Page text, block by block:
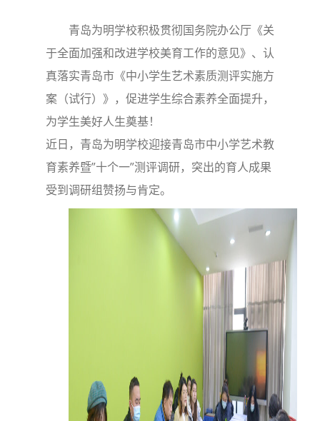
青岛为明学校积极贯彻国务院办公厅《关
于全面加强和改进学校美育工作的意见》、认
真落实青岛市《中小学生艺术素质测评实施方
案（试行）》，促进学生综合素养全面提升，
为学生美好人生奠基！
近日，青岛为明学校迎接青岛市中小学艺术教
育素养暨”十个一”测评调研，突出的育人成果
受到调研组赞扬与肯定。